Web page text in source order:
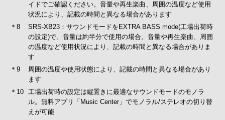
イドでご確認ください。音量や再生楽曲、周囲の温度など使用
状況により、記載の時間と異なる場合があります
＊8
SRS-XB23：サウンドモードをEXTRA BASS mode(工場出荷時
の設定)で、音量は約半分で使用の場合。音量や再生楽曲、周囲
の温度など使用状況により、記載の時間と異なる場合がありま
す
＊9
周囲の温度や使用状態により、記載の時間と異なる場合があり
ます
＊10
工場出荷時の設定は縦置きに最適なサウンドモードのモノラ
ル。無料アプリ「Music Center」でモノラル/ステレオの切り替
えが可能